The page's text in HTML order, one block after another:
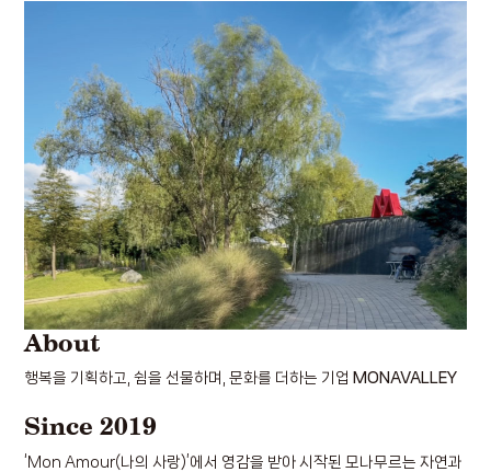
About
행복을 기획하고, 쉼을 선물하며, 문화를 더하는 기업 MONAVALLEY
Since 2019
‘Mon Amour(나의 사랑)’에서 영감을 받아 시작된 모나무르는 자연과